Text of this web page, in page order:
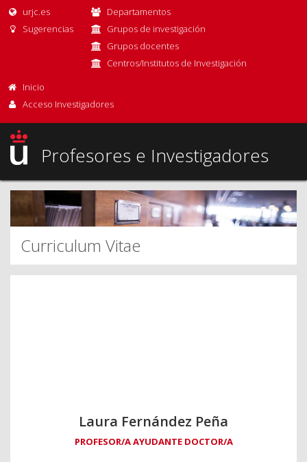
urjc.es
Sugerencias
Departamentos
Grupos de investigación
Grupos docentes
Centros/Institutos de Investigación
Inicio
Acceso Investigadores
Profesores e Investigadores
Curriculum Vitae
Laura Fernández Peña
PROFESOR/A AYUDANTE DOCTOR/A